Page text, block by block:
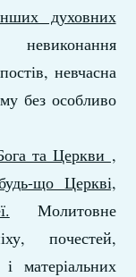
духовних
невчасна
без особливо
та Церкви ,
що Церкві,
Молитовне
почестей,
матеріальних